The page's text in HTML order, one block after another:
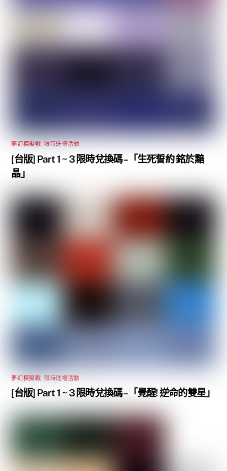
夢幻模擬戰 限時送禮活動
[台版] Part 1 ~ 3 限時兌換碼 –「生死誓約 銘於黯
晶」
夢幻模擬戰 限時送禮活動
[台版] Part 1 ~ 3 限時兌換碼 –「覺醒! 逆命的雙星」